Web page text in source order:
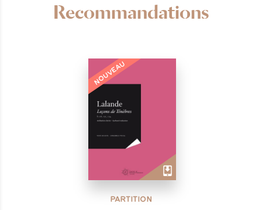
Recommandations
NOUVEAU
PARTITION